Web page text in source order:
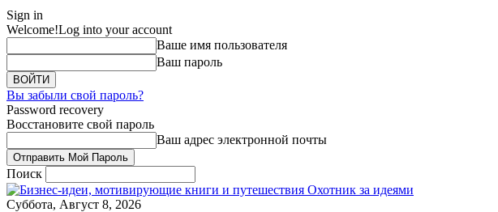
Sign in
Welcome!Log into your account
Ваше имя пользователя
Ваш пароль
Вы забыли свой пароль?
Password recovery
Восстановите свой пароль
Ваш адрес электронной почты
Поиск
Охотник за идеями
Суббота, Август 8, 2026